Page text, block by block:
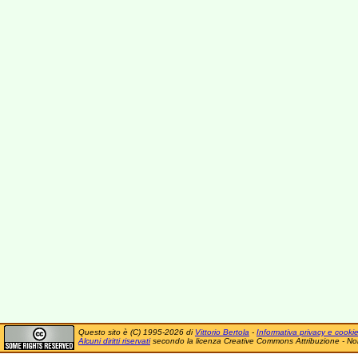
Questo sito è (C) 1995-2026 di Vittorio Bertola - Informativa privacy e cookie
Alcuni diritti riservatisecondo la licenza Creative Commons Attribuzione -